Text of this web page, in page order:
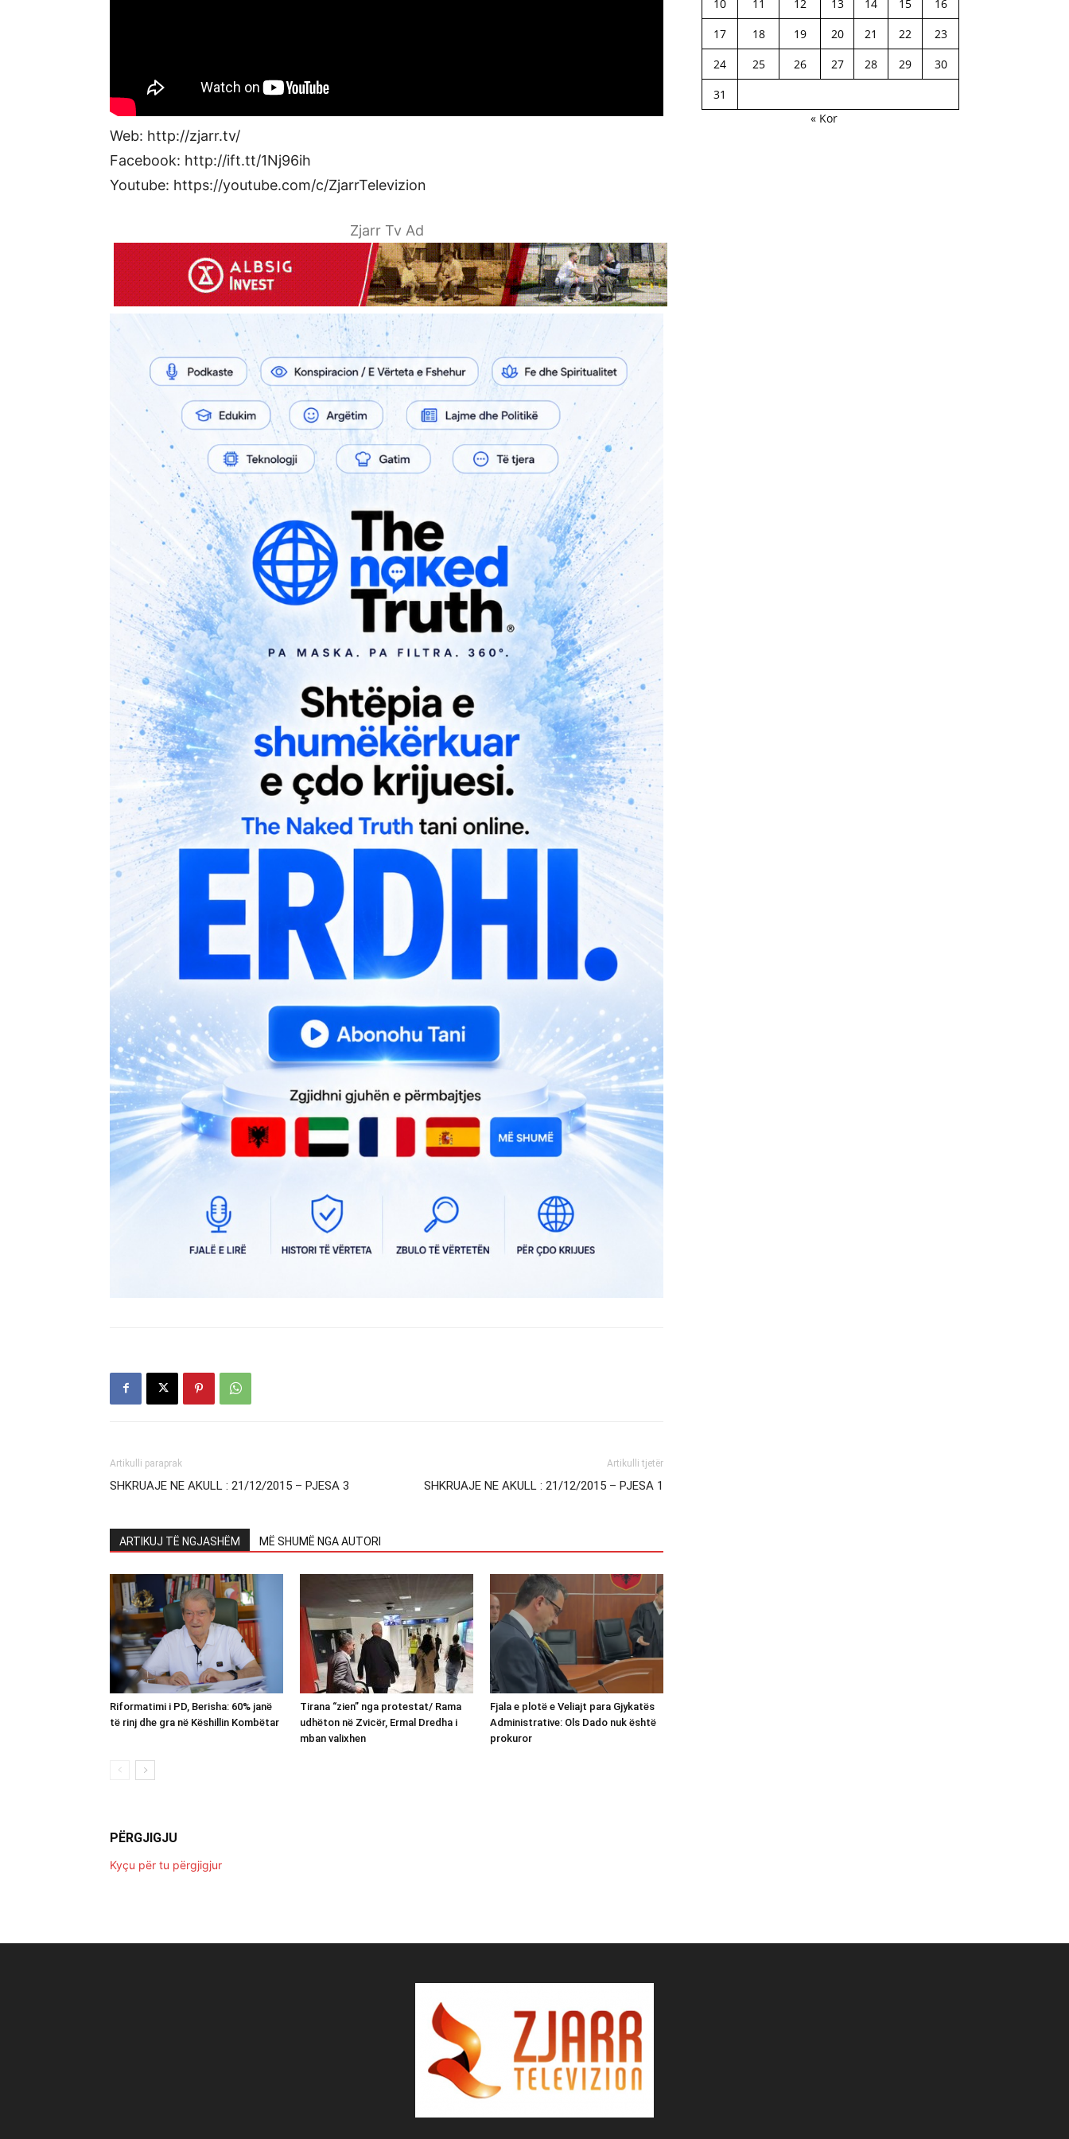
Web: http://zjarr.tv/
Facebook: http://ift.tt/1Nj96ih
Youtube: https://youtube.com/c/ZjarrTelevizion
Zjarr Tv Ad
Artikulli paraprak
SHKRUAJE NE AKULL : 21/12/2015 – PJESA 3
Artikulli tjetër
SHKRUAJE NE AKULL : 21/12/2015 – PJESA 1
ARTIKUJ TË NGJASHËM MË SHUMË NGA AUTORI
Riformatimi i PD, Berisha: 60% janë
të rinj dhe gra në Këshillin Kombëtar
Tirana “zien” nga protestat/ Rama
udhëton në Zvicër, Ermal Dredha i
mban valixhen
Fjala e plotë e Veliajt para Gjykatës
Administrative: Ols Dado nuk është
prokuror
PËRGJIGJU
Kyçu për tu përgjigjur
10 11 12 13 14 15
16
17
18 19 20 21 22
23
24
25 26 27 28 29
30
31
« Kor